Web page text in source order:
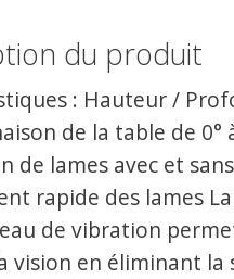
du produit
: Hauteur /
de la table de 0°
de lames avec et
rapide des lames
de vibration
vision en éliminant